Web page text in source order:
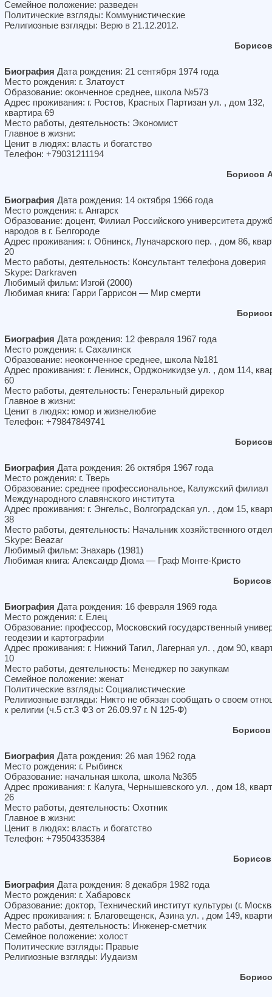
Семейное положение: разведен
Политические взгляды: Коммунистические
Религиозные взгляды: Верю в 21.12.2012.
Биография Дата рождения: 21 сентября 1974 года
Место рождения: г. Златоуст
Образование: оконченное среднее, школа №573
Адрес проживания: г. Ростов, Красных Партизан ул. , дом 132,
квартира 69
Место работы, деятельность: Экономист
Главное в жизни:
Ценит в людях: власть и богатство
Телефон: +79031211194
Борисов
Биография Дата рождения: 14 октября 1966 года
Место рождения: г. Ангарск
Образование: доцент, Филиал Российского университета
народов в г. Белгороде
Адрес проживания: г. Обнинск, Луначарского пер. , дом 86,
20
Место работы, деятельность: Консультант телефона доверия
Skype: Darkraven
Любимый фильм: Изгой (2000)
Любимая книга: Гарри Гаррисон — Мир смерти
Биография Дата рождения: 12 февраля 1967 года
Место рождения: г. Сахалинск
Образование: неоконченное среднее, школа №181
Адрес проживания: г. Ленинск, Орджоникидзе ул. , дом 114,
60
Место работы, деятельность: Генеральный дирекор
Главное в жизни:
Ценит в людях: юмор и жизнелюбие
Телефон: +79847849741
Биография Дата рождения: 26 октября 1967 года
Место рождения: г. Тверь
Образование: среднее профессиональное, Калужский филиал
Международного славянского института
Адрес проживания: г. Энгельс, Волгоградская ул. , дом 15,
38
Место работы, деятельность: Начальник хозяйственного
Skype: Beazar
Любимый фильм: Знахарь (1981)
Любимая книга: Александр Дюма — Граф Монте-Кристо
Биография Дата рождения: 16 февраля 1969 года
Место рождения: г. Елец
Образование: профессор, Московский государственный
геодезии и картографии
Адрес проживания: г. Нижний Тагил, Лагерная ул. , дом 90,
10
Место работы, деятельность: Менеджер по закупкам
Семейное положение: женат
Политические взгляды: Социалистические
Религиозные взгляды: Никто не обязан сообщать о своем
к религии (ч.5 ст.3 ФЗ от 26.09.97 г. N 125-Ф)
Биография Дата рождения: 26 мая 1962 года
Место рождения: г. Рыбинск
Образование: начальная школа, школа №365
Адрес проживания: г. Калуга, Чернышевского ул. , дом 18,
26
Место работы, деятельность: Охотник
Главное в жизни:
Ценит в людях: власть и богатство
Телефон: +79504335384
Биография Дата рождения: 8 декабря 1982 года
Место рождения: г. Хабаровск
Образование: доктор, Технический институт культуры (г.
Адрес проживания: г. Благовещенск, Азина ул. , дом 149,
Место работы, деятельность: Инженер-сметчик
Семейное положение: холост
Политические взгляды: Правые
Религиозные взгляды: Иудаизм